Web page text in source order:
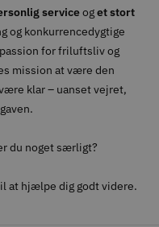
serviceoget stort
og konkurrencedygtige
for friluftsliv og
mission at være den
klar – uanset vejret,
du noget særligt?
at hjælpe dig godt videre.